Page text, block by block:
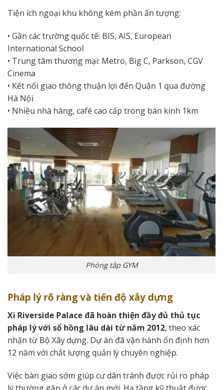
Tiện ích ngoại khu không kém phần ấn tượng:
• Gần các trường quốc tế: BIS, AIS, European
International School
• Trung tâm thương mại: Metro, Big C, Parkson, CGV
Cinema
• Kết nối giao thông thuận lợi đến Quận 1 qua đường
Hà Nội
• Nhiều nhà hàng, café cao cấp trong bán kính 1km
Phòng tập GYM
Pháp lý rõ ràng và tiến độ xây dựng
Xi Riverside Palace đã hoàn thiện đầy đủ thủ tục
pháp lý với sổ hồng lâu dài từ năm 2012, theo xác
nhận từ Bộ Xây dựng. Dự án đã vận hành ổn định hơn
12 năm với chất lượng quản lý chuyên nghiệp.
Việc bàn giao sớm giúp cư dân tránh được rủi ro pháp